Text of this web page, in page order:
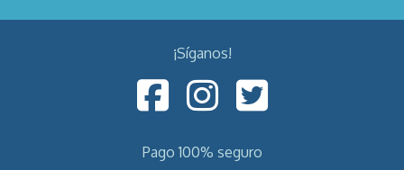
¡Síganos!
Pago 100% seguro